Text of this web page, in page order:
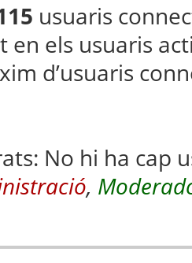
usuaris
en els usuaris
d’usuaris
No hi ha cap
,